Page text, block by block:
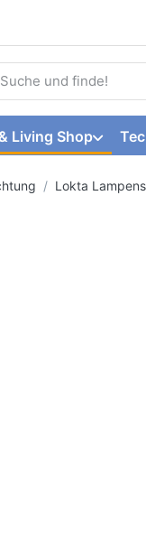
Sie einen
Living Shop
Lokta